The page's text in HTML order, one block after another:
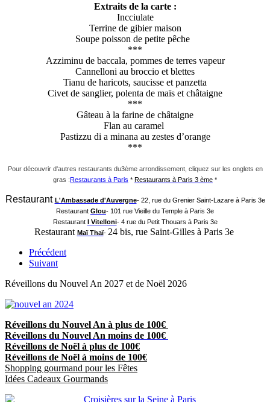
Extraits de la carte :
Incciulate
Terrine de gibier maison
Soupe poisson de petite pêche
***
Azziminu de baccala, pommes de terres vapeur
Cannelloni au broccio et blettes
Tianu de haricots, saucisse et panzetta
Civet de sanglier, polenta de maïs et châtaigne
***
Gâteau à la farine de châtaigne
Flan au caramel
Pastizzu di a minana au zestes d’orange
***
Pour découvrir d'autres restaurants du3ème arrondissement, cliquez sur les onglets en
gras :Restaurants à Paris * Restaurants à Paris 3 ème *
Restaurant L'Ambassade d'Auvergne- 22, rue du Grenier Saint-Lazare à Paris 3e
Restaurant Glou- 101 rue Vieille du Temple à Paris 3e
Restaurant I Vitelloni- 4 rue du Petit Thouars à Paris 3e
Restaurant Maï Thaï- 24 bis, rue Saint-Gilles à Paris 3e
Précédent
Suivant
Réveillons du Nouvel An 2027 et de Noël 2026
Réveillons du Nouvel An à plus de 100€
Réveillons du Nouvel An moins de 100€
Réveillons de Noël à plus de 100€
Réveillons de Noël à moins de 100€
Shopping gourmand pour les Fêtes
Idées Cadeaux Gourmands